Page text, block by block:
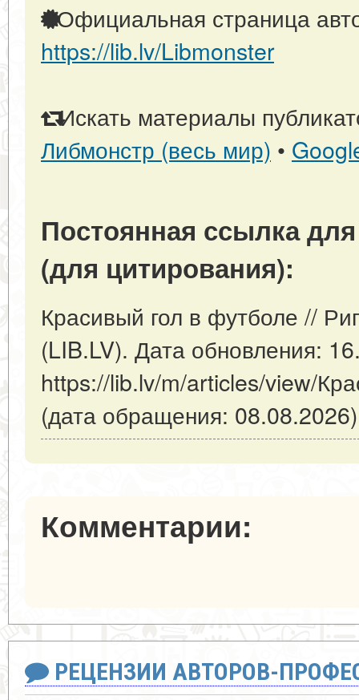
Официальная страница
https://lib.lv/Libmonster
Искать материалы
Либмонстр (весь мир) •
Постоянная ссылка
(для цитирования):
Красивый гол в футболе //
(LIB.LV). Дата обновления:
https://lib.lv/m/articles/view/
(дата обращения:
Комментарии:
РЕЦЕНЗИИ АВТОРОВ-